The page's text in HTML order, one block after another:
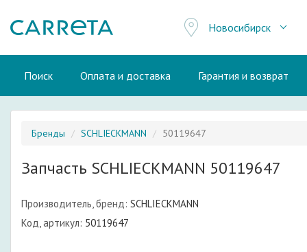
Новосибирск
Поиск Оплата и доставка Гарантия и возврат
Бренды SCHLIECKMANN 50119647
Запчасть SCHLIECKMANN 50119647
Производитель, бренд: SCHLIECKMANN
Код, артикул: 50119647